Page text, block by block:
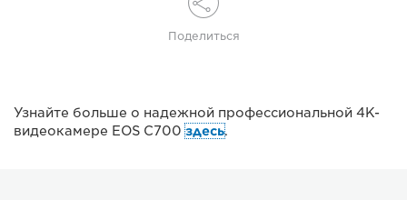
Поделиться
Узнайте больше о надежной профессиональной 4K-
видеокамере EOS C700здесь.